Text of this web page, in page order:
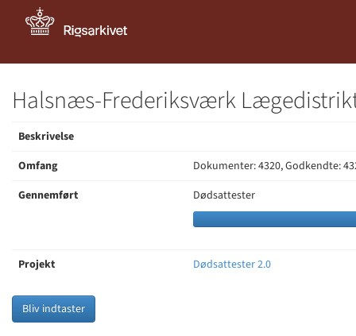
Halsnæs-Frederiksværk
Beskrivelse
Omfang
Dokumenter: 4320, Godkendte:
Gennemført
Dødsattester
Projekt Dødsattester 2.0
Bliv indtaster